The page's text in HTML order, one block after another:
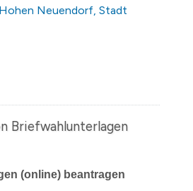
Neuendorf, Stadt
Briefwahlunterlagen
(online) beantragen